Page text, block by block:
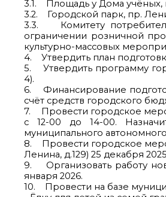
3.1. Площадь у Дома учёных,
3.2. Городской парк, пр.
3.3. Комитету
ограничении розничной
культурно-массовых
4. Утвердить план
5. Утвердить программу
4).
6. Финансирование
счёт средств городского
7. Провести городское
с 12-00 до 14-00.
муниципального
8. Провести городское
Ленина, д.129) 25 декабря
9. Организовать работу
января 2026.
10. Провести на базе